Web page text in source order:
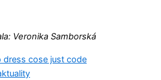
Veronika Samborská
dress cose just code